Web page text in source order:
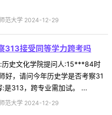
范大学 2024-12-29
313接受同等学力跨考吗
历史文化学院提问人:15***84时
，请问今年历史学是否考察31
是313，跨专业需加试。 ...
范大学 2024-12-29